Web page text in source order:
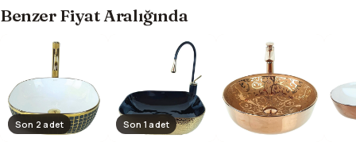
Benzer Fiyat Aralığında
Son 2 adet Son 1 adet